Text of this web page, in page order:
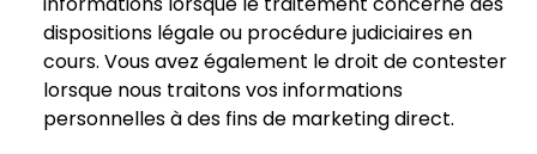
dispositions légale ou procédure judiciaires en
cours. Vous avez également le droit de contester
lorsque nous traitons vos informations
personnelles à des fins de marketing direct.